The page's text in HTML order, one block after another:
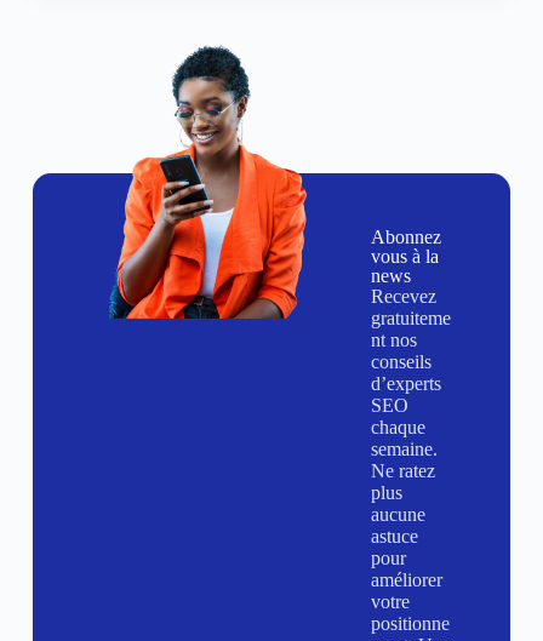
Abonnez
vous à la
news
Recevez
gratuiteme
nt nos
conseils
d’experts
SEO
chaque
semaine.
Ne ratez
plus
aucune
astuce
pour
améliorer
votre
positionne